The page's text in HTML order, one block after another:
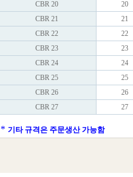
CBR 20
20
CBR 21
21
CBR 22
22
CBR 23
23
CBR 24
24
CBR 25
25
CBR 26
26
CBR 27
27
* 기타 규격은 주문생산 가능함